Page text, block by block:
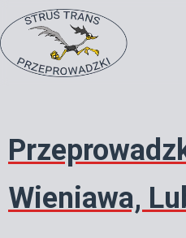
to
content
Wieniawa,